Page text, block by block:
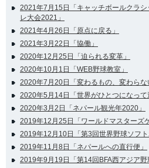
2021年7月15日「キャッチボールクラ
レ大会2021」
2021年4月26日「原点に戻る」
2021年3月22日「協働」
2020年12月25日「迫られる変革」
2020年10月1日「WEB野球教室」
2020年7月20日「変わるもの、変わらな
2020年5月14日「世界がひとつになって
2020年3月2日「ネパール観光年2020」
2019年12月25日「ワールドマスターズ
2019年12月10日「第3回世界野球ソフト
2019年11月8日「ネパールへの直行便」
2019年9月19日「第14回BFA西アジア野